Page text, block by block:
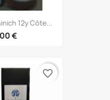
12y Côte...
€
favorite_border